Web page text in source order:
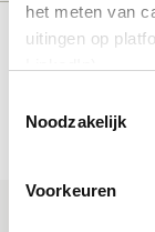
het meten van
uitingen op
Noodzakelijk
Voorkeuren
Deel dit bericht: